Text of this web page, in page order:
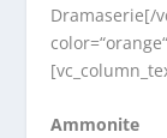
Dramaserie[/
Ammonite